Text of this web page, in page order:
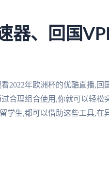
器、回国
2022年欧洲杯的优酷直播,
合理组合使用,你就可以轻松
学生,都可以借助这些工具,在